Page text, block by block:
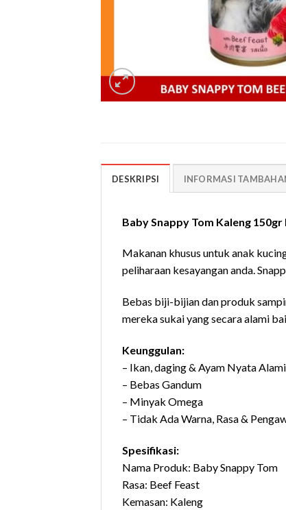
DESKRIPSI INFORMASI
Baby Snappy Tom Kaleng
Makanan khusus untuk anak
peliharaan kesayangan anda.
Bebas biji-bijian dan produk
mereka sukai yang secara alami
Keunggulan:
– Ikan, daging & Ayam Nyata Alami
– Bebas Gandum
– Minyak Omega
– Tidak Ada Warna, Rasa &
Spesifikasi:
Nama Produk: Baby Snappy Tom
Rasa: Beef Feast
Kemasan: Kaleng